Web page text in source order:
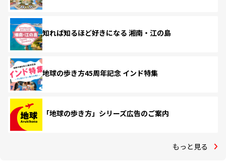
知れば知るほど好きになる 湘南・江の島
地球の歩き方45周年記念 インド特集
「地球の歩き方」シリーズ広告のご案内
もっと見る